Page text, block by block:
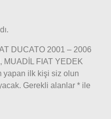
DUCATO 2001 – 2006
MUADİL FIAT YEDEK
yapan ilk kişi siz olun
Gerekli alanlar * ile